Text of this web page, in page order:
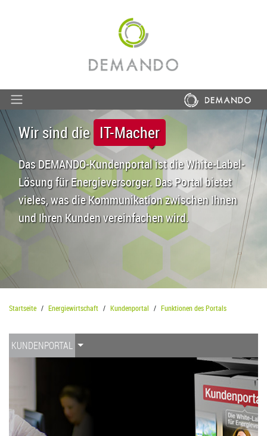
Wir sind die IT-Macher
Das DEMANDO-Kundenportal ist die White-Label-
Lösung für Energieversorger. Das Portal bietet
vieles, was die Kommunikation zwischen Ihnen
und Ihren Kunden vereinfachen wird.
Startseite Energiewirtschaft Kundenportal Funktionen des Portals
KUNDENPORTAL